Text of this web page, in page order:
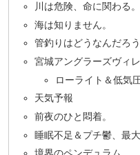
川は危険、命に関わる
海は知りません。
管釣りはどうなんだろ
宮城アングラーズヴィ
ローライト＆低気
天気予報
前夜のひと悶着。
睡眠不足＆プチ鬱、最